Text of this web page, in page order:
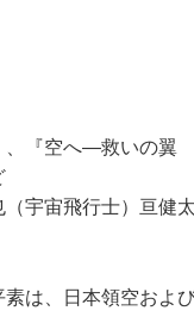
、『空へ―救いの
宇宙飛行士）亘健
は、日本領空およ